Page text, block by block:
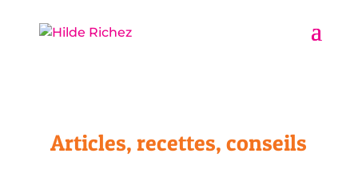
Articles, recettes, conseils